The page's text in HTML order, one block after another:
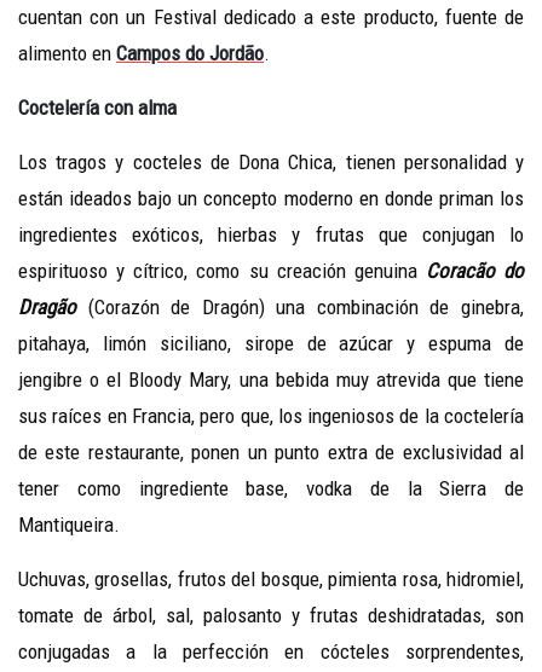
cuentan con un Festival dedicado a este producto, fuente de
alimento en Campos do Jordão.
Coctelería con alma
Los tragos y cocteles de Dona Chica, tienen personalidad y
están ideados bajo un concepto moderno en donde priman los
ingredientes exóticos, hierbas y frutas que conjugan lo
espirituoso y cítrico, como su creación genuina Coracão do
Dragão(Corazón de Dragón) una combinación de ginebra,
pitahaya, limón siciliano, sirope de azúcar y espuma de
jengibre o el Bloody Mary, una bebida muy atrevida que tiene
sus raíces en Francia, pero que, los ingeniosos de la coctelería
de este restaurante, ponen un punto extra de exclusividad al
tener como ingrediente base, vodka de la Sierra de
Mantiqueira.
Uchuvas, grosellas, frutos del bosque, pimienta rosa, hidromiel,
tomate de árbol, sal, palosanto y frutas deshidratadas, son
conjugadas a la perfección en cócteles sorprendentes,